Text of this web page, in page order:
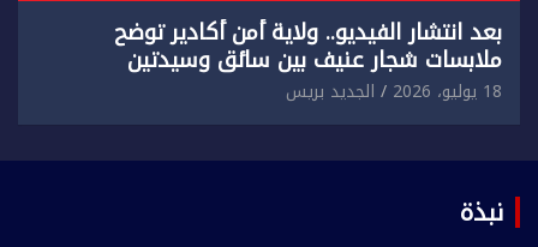
بعد انتشار الفيديو.. ولاية أمن أكادير توضح
ملابسات شجار عنيف بين سائق وسيدتين
18 يوليو، 2026 الجديد بريس
نبذة